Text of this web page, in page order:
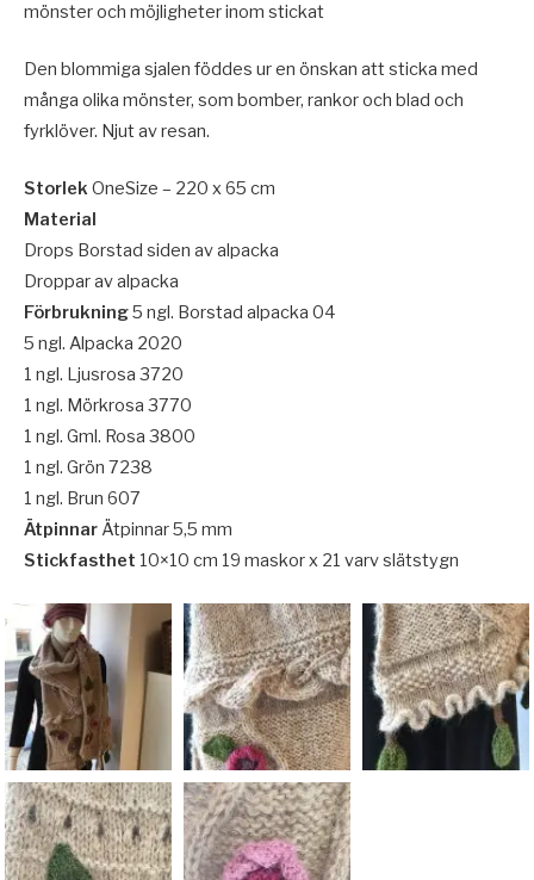
mönster och möjligheter inom stickat
Den blommiga sjalen föddes ur en önskan att sticka med
många olika mönster, som bomber, rankor och blad och
fyrklöver. Njut av resan.
StorlekOneSize – 220 x 65 cm
Material
Drops Borstad siden av alpacka
Droppar av alpacka
Förbrukning5 ngl. Borstad alpacka 04
5 ngl. Alpacka 2020
1 ngl. Ljusrosa 3720
1 ngl. Mörkrosa 3770
1 ngl. Gml. Rosa 3800
1 ngl. Grön 7238
1 ngl. Brun 607
Ätpinnar Ätpinnar 5,5 mm
Stickfasthet 10×10 cm 19 maskor x 21 varv slätstygn